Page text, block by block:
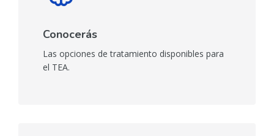
Conocerás
Las opciones de tratamiento disponibles para
el TEA.